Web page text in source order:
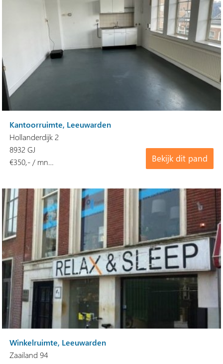
Kantoorruimte, Leeuwarden
Hollanderdijk 2
Bekijk dit pand
8932 GJ
€350,- / mn…
Winkelruimte, Leeuwarden
Zaailand 94